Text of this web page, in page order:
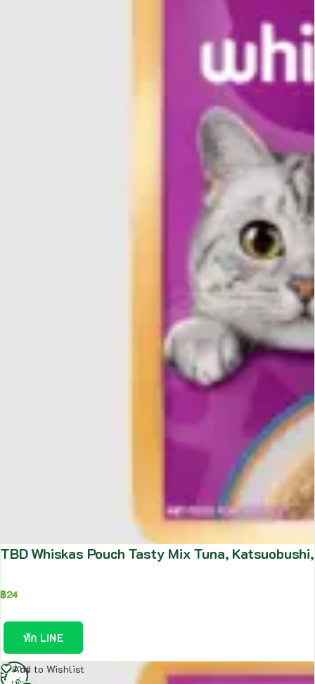
TBD Whiskas Pouch Tasty Mix Tuna,
฿24
ทัก LINE
Add to Wishlist
อ่าน